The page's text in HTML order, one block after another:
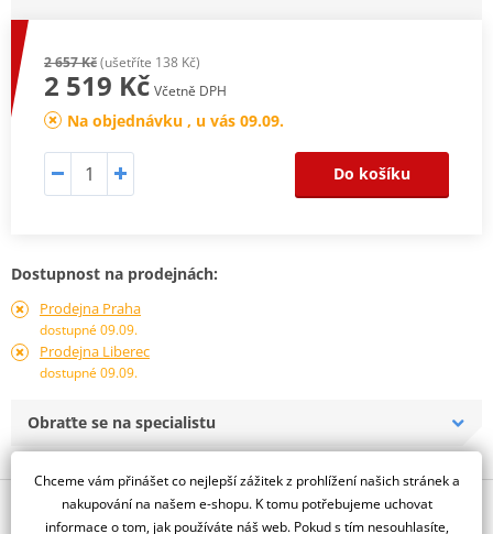
2 657 Kč(ušetříte 138 Kč)
2 519 Kč Včetně DPH
Na objednávku , u vás 09.09.
Do košíku
Dostupnost na prodejnách:
Prodejna Praha
dostupné 09.09.
Prodejna Liberec
dostupné 09.09.
Obraťte se na specialistu
Popis a parametry
Chceme vám přinášet co nejlepší zážitek z prohlížení našich stránek a
nakupování na našem e-shopu. K tomu potřebujeme uchovat
informace o tom, jak používáte náš web. Pokud s tím nesouhlasíte,